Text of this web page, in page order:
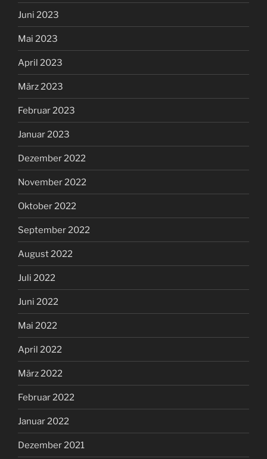
Juni 2023
Mai 2023
April 2023
März 2023
Februar 2023
Januar 2023
Dezember 2022
November 2022
Oktober 2022
September 2022
August 2022
Juli 2022
Juni 2022
Mai 2022
April 2022
März 2022
Februar 2022
Januar 2022
Dezember 2021